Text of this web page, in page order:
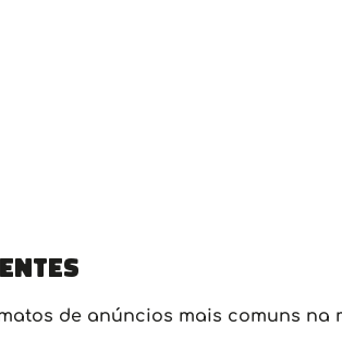
de anúncios mais comuns na